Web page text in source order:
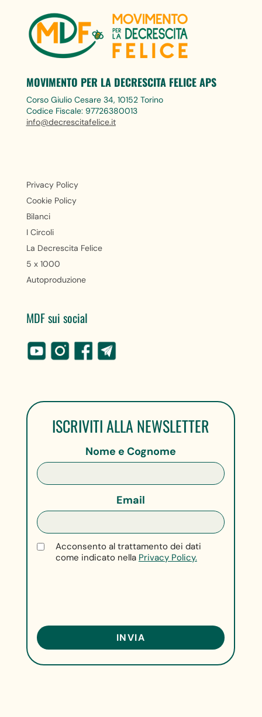
MOVIMENTO PER LA DECRESCITA FELICE APS
Corso Giulio Cesare 34, 10152 Torino
Codice Fiscale: 97726380013
info@decrescitafelice.it
Privacy Policy
Cookie Policy
Bilanci
I Circoli
La Decrescita Felice
5 x 1000
Autoproduzione
MDF sui social
ISCRIVITI ALLA NEWSLETTER
Nome e Cognome
Email
Acconsento al trattamento dei dati
come indicato nella Privacy Policy.